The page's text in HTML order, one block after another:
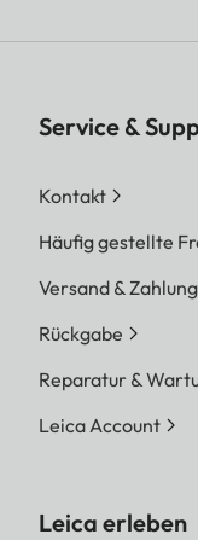
Service &
Kontakt
Häufig gestellte
Versand &
Rückgabe
Reparatur &
Leica Account
Leica erleben